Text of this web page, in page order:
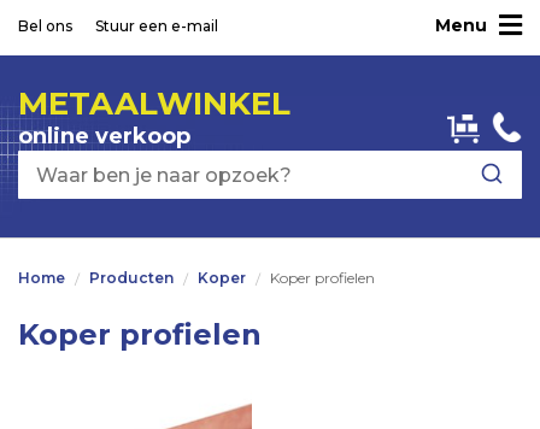
Bel ons Stuur een e-mail
naar
inhoud
Menu
METAALWINKEL
online verkoop
Home Producten Koper Koper profielen
Koper profielen